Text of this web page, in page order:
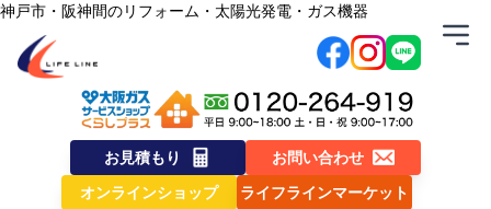
内容をスキップ
神戸市・阪神間のリフォーム・太陽光発電・ガス機器
株式会社ライフライン
お見積もり
お問い合わせ
オンラインショップ
ライフラインマーケット